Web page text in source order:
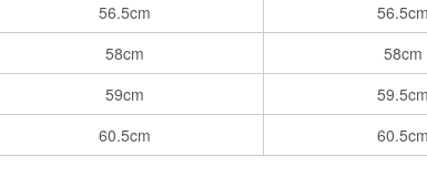
56.5cm
56.5cm
58cm
58cm
59cm
59.5cm
60.5cm 60.5cm